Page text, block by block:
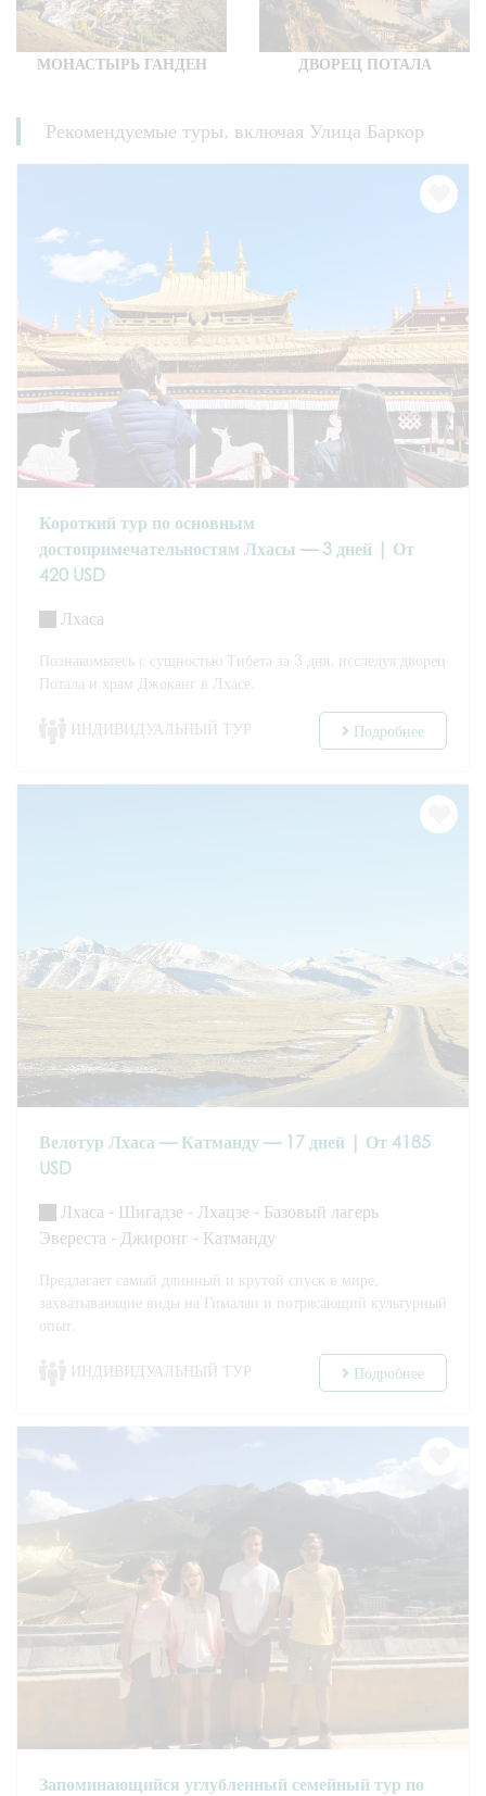
МОНАСТЫРЬ ГАНДЕН ДВОРЕЦ ПОТАЛА
Рекомендуемые туры, включая Улица Баркор
Короткий тур по основным
достопримечательностям Лхасы — 3 дней | От
420 USD
Лхаса
Познакомьтесь с сущностью Тибета за 3 дня, исследуя дворец
Потала и храм Джоканг в Лхасе.
ИНДИВИДУАЛЬНЫЙ ТУР Подробнее
Велотур Лхаса — Катманду — 17 дней | От 4185
USD
Лхаса - Шигадзе - Лхацзе - Базовый лагерь
Эвереста - Джиронг - Катманду
Предлагает самый длинный и крутой спуск в мире,
захватывающие виды на Гималаи и потрясающий культурный
опыт.
ИНДИВИДУАЛЬНЫЙ ТУР Подробнее
Запоминающийся углубленный семейный тур по